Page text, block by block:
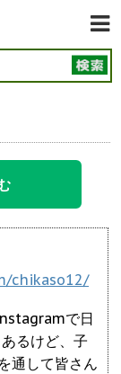
chikaso12/
で日
るけど、子
通して皆さん